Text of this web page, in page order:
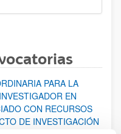
PARA LA
EN
CON RECURSOS
DE INVESTIGACIÓN